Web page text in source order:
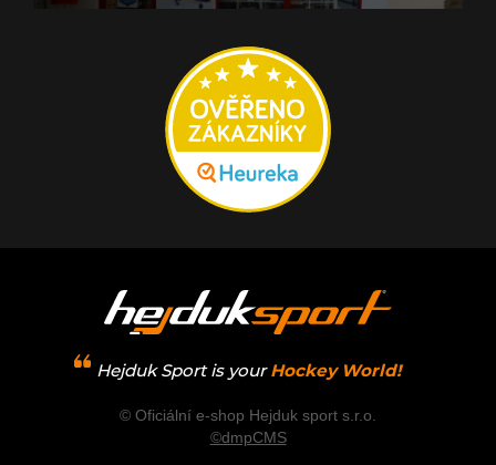
Hejduk Sport is your Hockey World!
© Oficiální e-shop Hejduk sport s.r.o.
©dmpCMS